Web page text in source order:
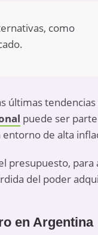
como
últimas tendencias
puede ser
de alta
presupuesto, para
del poder
en Argentina